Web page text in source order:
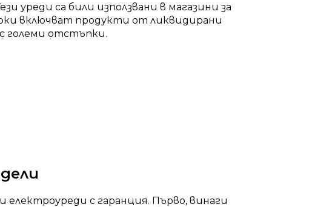
уреди са били използвани в магазини за
включват продукти от ликвидирани
големи отстъпки.
с гаранция. Първо, винаги